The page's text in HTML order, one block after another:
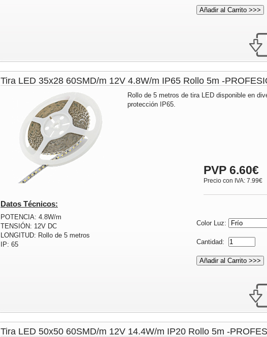
Tira LED 35x28 60SMD/m 12V 4.8W/m IP65 Rollo 5m -
Rollo de 5 metros de tira LED disponible en
protección IP65.
PVP 6.60€
Precio con IVA: 7.99€
Datos Técnicos:
POTENCIA: 4.8W/m
TENSIÓN: 12V DC
LONGITUD: Rollo de 5 metros
IP: 65
Color Luz:
Cantidad:
Tira LED 50x50 60SMD/m 12V 14.4W/m IP20 Rollo 5m -